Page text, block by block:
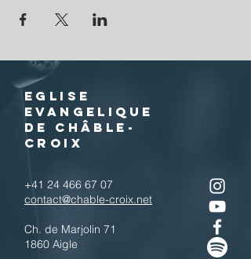
EGLISE
EVANGELIQUE
DE CHÂBLE-
CROIX
+41 24 466 67 07
contact@chable-croix.net
Ch. de Marjolin 71
1860 Aigle